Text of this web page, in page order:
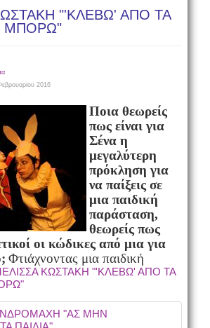
"'ΚΛΕΒΩ' ΑΠΟ ΤΑ
ΜΠΟΡΩ"
2016
Ποια θεωρείς
πως είναι για
Σένα η
μεγαλύτερη
πρόκληση για
να παίξεις σε
μια παιδική
παράσταση,
θεωρείς πως
οι κώδικες από μια για
Φτιάχνοντας μια παιδική
ΚΩΣΤΑΚΗ "'ΚΛΕΒΩ' ΑΠΟ ΤΑ
"ΑΣ ΜΗΝ